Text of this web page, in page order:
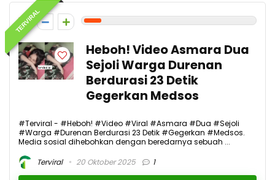
TERVIRAL
1
Heboh! Video Asmara Dua
Sejoli Warga Durenan
Berdurasi 23 Detik
Gegerkan Medsos
#Terviral - #Heboh! #Video #Viral #Asmara #Dua #Sejoli
#Warga #Durenan Berdurasi 23 Detik #Gegerkan #Medsos.
Media sosial dihebohkan dengan beredarnya sebuah ...
Terviral
20 Oktober 2025 1